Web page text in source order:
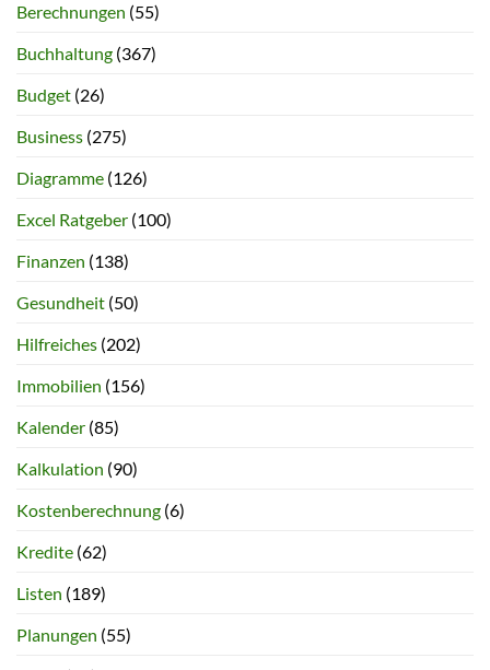
Berechnungen (55)
Buchhaltung (367)
Budget (26)
Business (275)
Diagramme (126)
Excel Ratgeber (100)
Finanzen (138)
Gesundheit (50)
Hilfreiches (202)
Immobilien (156)
Kalender (85)
Kalkulation (90)
Kostenberechnung (6)
Kredite (62)
Listen (189)
Planungen (55)